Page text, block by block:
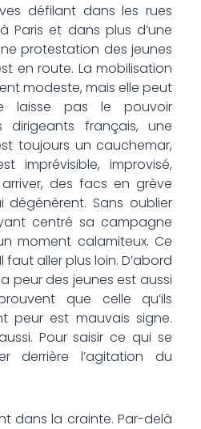
défilant dans les rues
Paris et dans plus d’une
protestation des jeunes
en route. La mobilisation
modeste, mais elle peut
laisse pas le pouvoir
dirigeants français, une
toujours un cauchemar,
imprévisible, improvisé,
des facs en grève
dégénèrent. Sans oublier
centré sa campagne
moment calamiteux. Ce
aller plus loin. D’abord
peur des jeunes est aussi
que celle qu’ils
peur est mauvais signe.
Pour saisir ce qui se
derrière l’agitation du
dans la crainte. Par-delà